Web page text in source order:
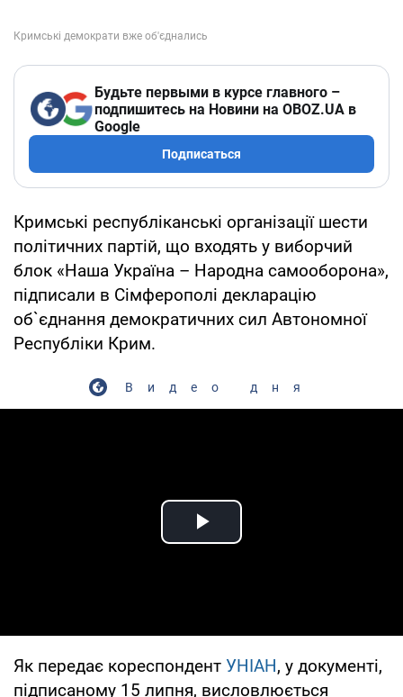
Будьте первыми в курсе главного –
подпишитесь на Новини на OBOZ.UA в
Google
Подписаться
Кримські республіканські організації шести
політичних партій, що входять у виборчий
блок «Наша Україна – Народна самооборона»,
підписали в Сімферополі декларацію
об`єднання демократичних сил Автономної
Республіки Крим.
Видео дня
Play Video
Як передає кореспондент УНІАН, у документі,
підписаному 15 липня, висловлюється